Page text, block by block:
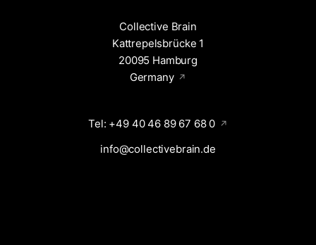
Collective Brain
Kattrepelsbrücke 1
20095 Hamburg
Germany
Tel: +49 40 46 89 67 68 0
info@collectivebrain.de